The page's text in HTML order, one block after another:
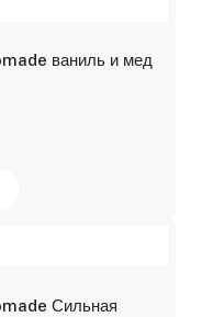
ваниль и мед
Сильная